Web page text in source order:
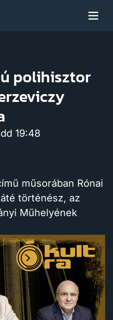
polihisztor
19:48
műsorában Rónai
történész, az
Műhelyének